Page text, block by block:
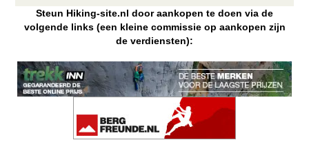
Steun Hiking-site.nl door aankopen te doen via de
volgende links (een kleine commissie op aankopen zijn
de verdiensten):